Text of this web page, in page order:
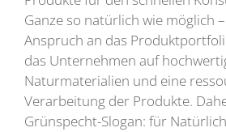
Ganze so natürlich wie möglich
Anspruch an das
das Unternehmen auf
Naturmaterialien und eine
Verarbeitung der Produkte.
Grünspecht-Slogan: für